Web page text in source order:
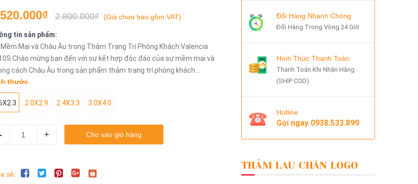
2.800.000₫ (Giá chưa bao gồm VAT)
tin sản phẩm:
Mại và Châu Âu trong Thảm Trang Trí Phòng Khách Valencia
Chào mừng bạn đến với sự kết hợp độc đáo của sự mềm mại và
cách Châu Âu trong sản phẩm thảm trang trí phòng khách...
thước
2.0X2.9 2.4X3.3 3.0X4.0
+ Cho vào giỏ hàng
sẻ:
Đổi Hàng Nhanh Chóng
Đổi Hàng Trong Vòng 24 Giờ
Hình Thức Thanh Toán
Thanh Toán Khi Nhận Hàng
(SHIP COD)
Hotline
Gọi ngay 0938.533.899
THẢM LAU CHÂN LOGO